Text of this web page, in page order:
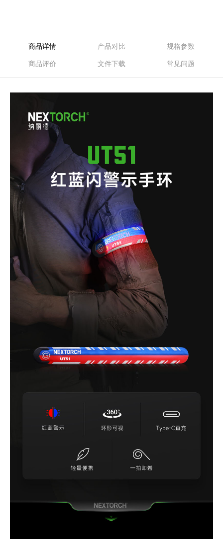
商品详情 产品对比
规格参数
商品评价
文件下载 常见问题